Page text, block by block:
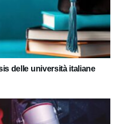
delle università italiane